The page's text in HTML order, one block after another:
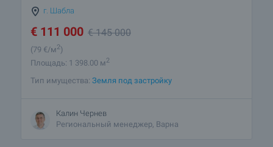
г. Шабла
€ 111 000 €145 000
(79 €/м2)
Площадь: 1 398.00 м2
Тип имущества: Земля под застройку
Калин Чернев
Региональный менеджер, Варна